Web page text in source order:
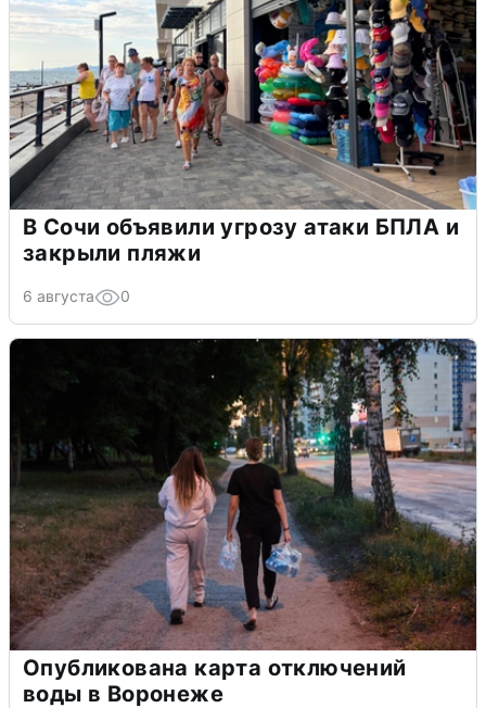
В Сочи объявили угрозу атаки БПЛА и
закрыли пляжи
6 августа 0
Опубликована карта отключений
воды в Воронеже